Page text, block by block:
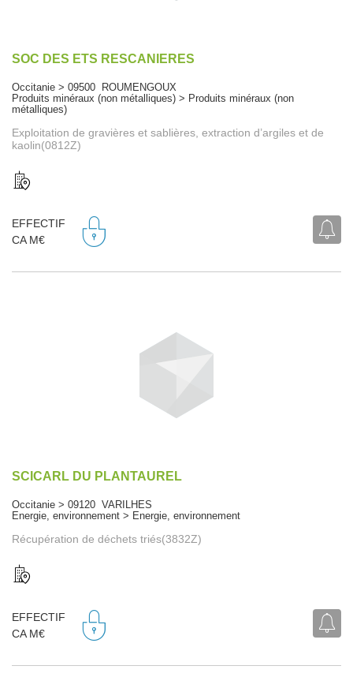
SOC DES ETS RESCANIERES
Occitanie > 09500 ROUMENGOUX
Produits minéraux (non métalliques) > Produits minéraux (non
métalliques)
Exploitation de gravières et sablières, extraction d’argiles et de
kaolin(0812Z)
EFFECTIF
CA M€
SCICARL DU PLANTAUREL
Occitanie > 09120 VARILHES
Energie, environnement > Energie, environnement
Récupération de déchets triés(3832Z)
EFFECTIF
CA M€